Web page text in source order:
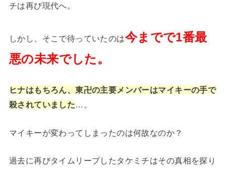
チは再び現代へ。
しかし、そこで待っていたのは今までで1番最
悪の未来でした。
ヒナはもちろん、東卍の主要メンバーはマイキーの手で
殺されていました…。
マイキーが変わってしまったのは何故なのか？
過去に再びタイムリープしたタケミチはその真相を探り